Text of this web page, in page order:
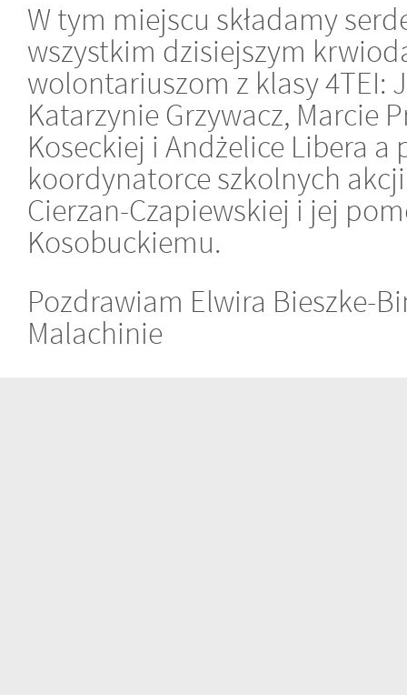
W tym miejscu składamy
wszystkim dzisiejszym
wolontariuszom z klasy 4TEI:
Katarzynie Grzywacz, Marcie
Koseckiej i Andżelice Libera a
koordynatorce szkolnych
Cierzan-Czapiewskiej i jej
Kosobuckiemu.
Pozdrawiam Elwira Bieszke-
Malachinie